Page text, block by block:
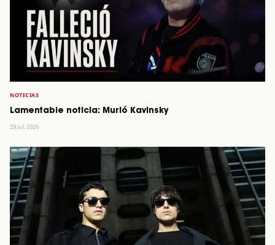
NOTICIAS
Lamentable noticia: Murió Kavinsky
29 Jul, 2026